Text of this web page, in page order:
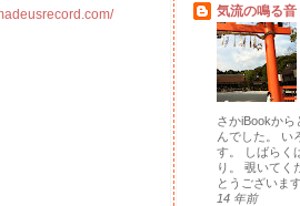
気流の鳴る音
さかiBookか
んでした。 い
す。 しばらく
り。 覗いてく
とうございます
14 年前